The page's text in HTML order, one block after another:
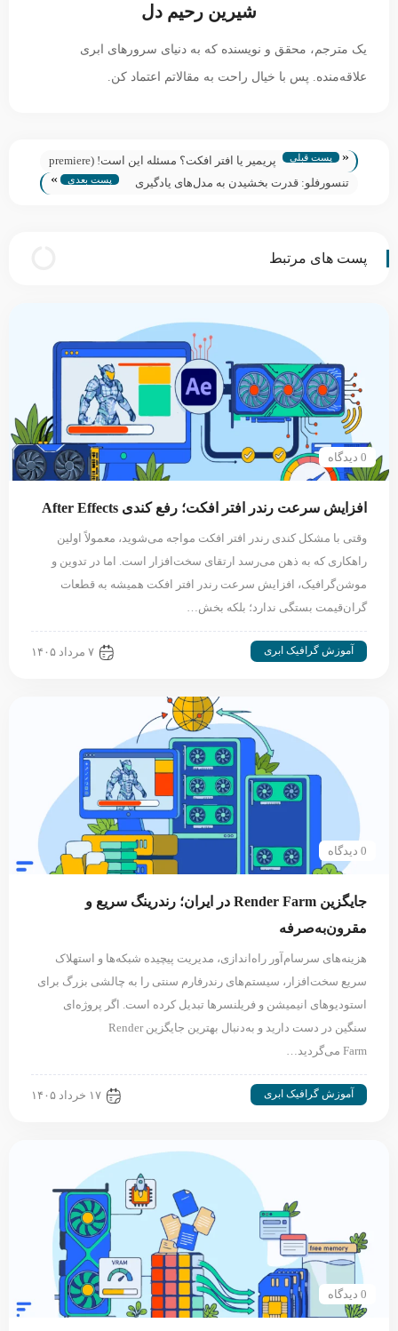
شیرین رحیم دل
یک مترجم، محقق و نویسنده که به دنیای سرورهای ابری
علاقه‌منده. پس با خیال راحت به مقالاتم اعتماد کن.
« پست قبلی
پریمیر یا افتر افکت؟ مسئله این است! (premiere
vs aftereffect)
تنسورفلو: قدرت بخشیدن به مدل‌های یادگیری
پست بعدی »
پست های مرتبط
0 دیدگاه
افزایش سرعت رندر افتر افکت؛ رفع کندی After Effects
وقتی با مشکل کندی رندر افتر افکت مواجه می‌شوید، معمولاً اولین
راهکاری که به ذهن می‌رسد ارتقای سخت‌افزار است. اما در تدوین و
موشن‌گرافیک، افزایش سرعت رندر افتر افکت همیشه به قطعات
گران‌قیمت بستگی ندارد؛ بلکه بخش…
آموزش گرافیک ابری ۷ مرداد ۱۴۰۵
0 دیدگاه
جایگزین Render Farm در ایران؛ رندرینگ سریع و
مقرون‌به‌صرفه
هزینه‌های سرسام‌آور راه‌اندازی، مدیریت پیچیده شبکه‌ها و استهلاک
سریع سخت‌افزار، سیستم‌های رندرفارم سنتی را به چالشی بزرگ برای
استودیوهای انیمیشن و فریلنسرها تبدیل کرده است. اگر پروژه‌ای
سنگین در دست دارید و به‌دنبال بهترین جایگزین Render
Farm می‌گردید…
آموزش گرافیک ابری ۱۷ خرداد ۱۴۰۵
0 دیدگاه